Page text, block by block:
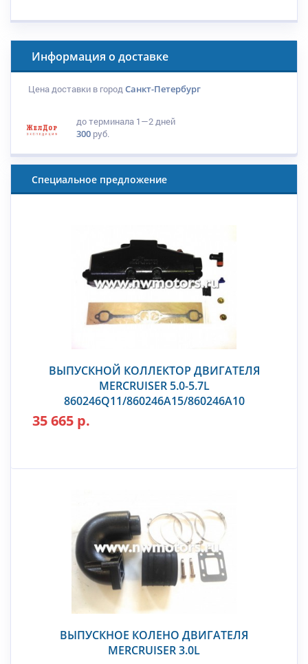
Информация о доставке
Цена доставки в городСанкт-Петербург
до терминала 1—2 дней
300 руб.
Специальное предложение
ВЫПУСКНОЙ КОЛЛЕКТОР ДВИГАТЕЛЯ
MERCRUISER 5.0-5.7L
860246Q11/860246A15/860246A10
35 665 р.
ВЫПУСКНОЕ КОЛЕНО ДВИГАТЕЛЯ
MERCRUISER 3.0L